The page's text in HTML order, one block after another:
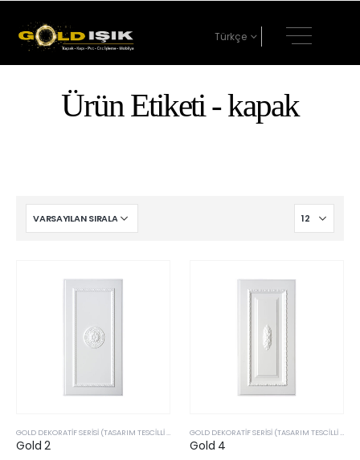
Türkçe
Ürün Etiketi - kapak
GOLD DEKORATIF SERISI (TASARIM TESCILLI & PATENTLI ÜRÜLERIMIZ)
Gold 2
GOLD DEKORATIF SERISI (TASARIM TESCILLI & PATENTLI ÜRÜLERIMIZ)
Gold 4